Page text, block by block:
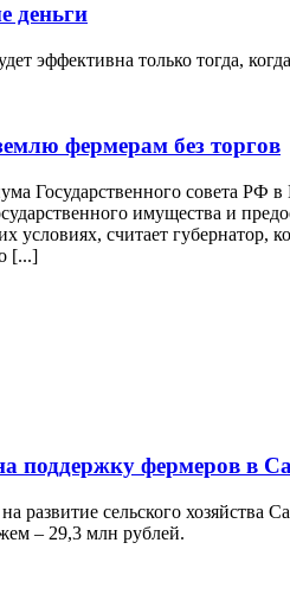
деньги
эффективна только тогда,
фермерам без торгов
Государственного совета
имущества и
считает губернатор,
[...]
поддержку фермеров в
развитие сельского
– 29,3 млн рублей.